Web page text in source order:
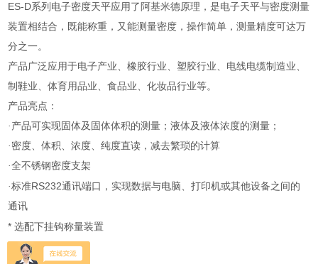
ES-D系列电子密度天平应用了阿基米德原理，是电子天平与密度测量
装置相结合，既能称重，又能测量密度，操作简单，测量精度可达万
分之一。
产品广泛应用于电子产业、橡胶行业、塑胶行业、电线电缆制造业、
制鞋业、体育用品业、食品业、化妆品行业等。
产品亮点：
·产品可实现固体及固体体积的测量；液体及液体浓度的测量；
·密度、体积、浓度、纯度直读，减去繁琐的计算
·全不锈钢密度支架
·标准RS232通讯端口，实现数据与电脑、打印机或其他设备之间的
通讯
*选配下挂钩称量装置
选配 USB接口